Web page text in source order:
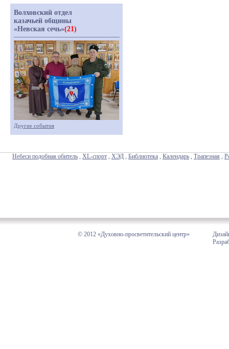
Волховский отдел
казачьей общины
«Невская сечь»(21)
Другие события
Небеси подобная обитель , XL-спорт , ХЭД , Библиотека , Календарь , Трапезная ,
© 2012 «Духовно-просветительский центр»